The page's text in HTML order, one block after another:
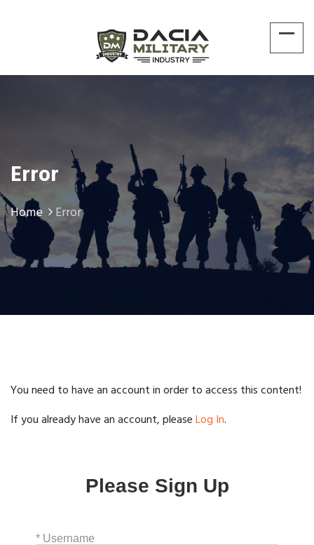
Error
Home Error
You need to have an account in order to access this content!
If you already have an account, pleaseLog In.
Please Sign Up
* Username